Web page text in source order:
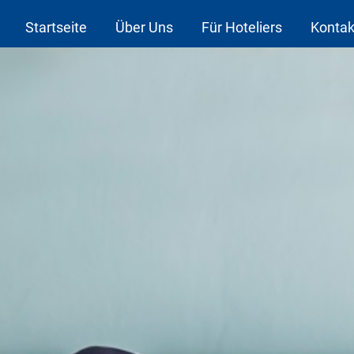
Startseite Über Uns Für Hoteliers